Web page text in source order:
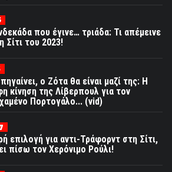
που έγινε… τριάδα: Τι απέμεινε
Σίτι του 2023!
ο Ζότα θα είναι μαζί της: Η
κίνηση της Λίβερπουλ για τον
Πορτογάλο... (vid)
επιλογή για αντι-Τράφορντ στη Σίτι,
πίσω τον Χερόνιμο Ρούλι!